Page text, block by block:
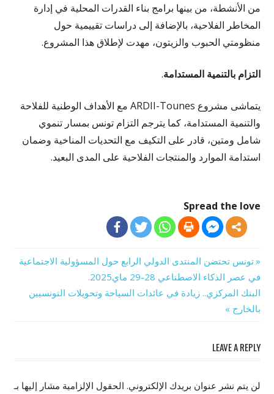
من الأنشطة، من بينها برامج بناء القدرات المحلية في إدارة
المخاطر الفلاحية، بالإضافة إلى دراسات تقييمية حول
منظومتي الحبوب والزيتون، مهدت لإطلاق هذا المشروع.
التزام بالتنمية المستدامة.
يتماشى مشروع ARDII-Tounes مع الأهداف الوطنية للفلاحة
والتنمية المستدامة، كما يترجم التزام تونس بمسار تنموي
شامل ومتين، قادر على التكيف مع التحديات المناخية وضمان
استدامة الموارد والمنتجات الفلاحية على المدى البعيد.
Spread the love
تصفّح
المقالات
Previous
Post:
تونس تحتضن المنتدى الدولي الرابع حول المسؤولية الاجتماعية
في عصر الذكاء الاصطناعي 28-29 ماي2025.
Next
Post:
البنك المركزي.. زيادة في عائدات السياحة وتحويلات التونسيين
بالخارج
LEAVE A REPLY
لن يتم نشر عنوان بريدك الإلكتروني. الحقول الإلزامية مشار إليها بـ